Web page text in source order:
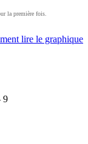
la première fois.
lire le graphique
9